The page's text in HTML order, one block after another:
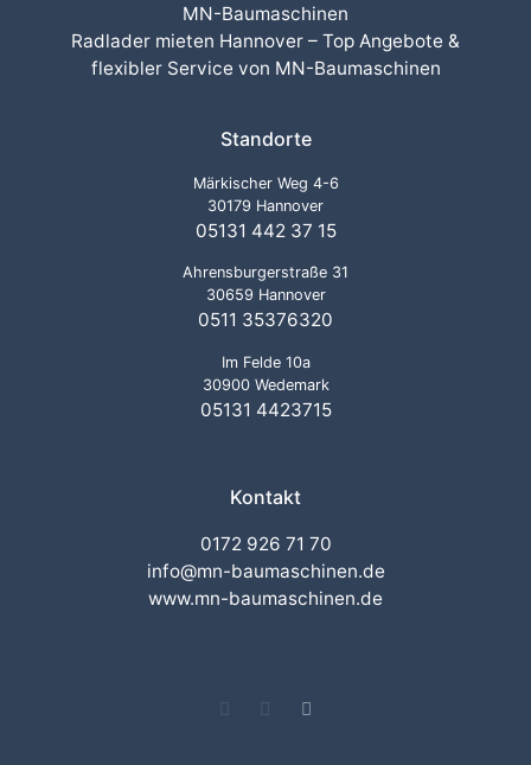
MN-Baumaschinen
Radlader mieten Hannover – Top Angebote &
flexibler Service von MN-Baumaschinen
Standorte
Märkischer Weg 4-6
30179 Hannover
05131 442 37 15
Ahrensburgerstraße 31
30659 Hannover
0511 35376320
Im Felde 10a
30900 Wedemark
05131 4423715
Kontakt
0172 926 71 70
info@mn-baumaschinen.de
www.mn-baumaschinen.de